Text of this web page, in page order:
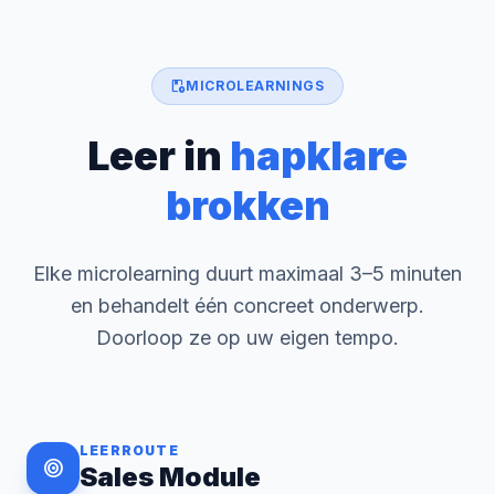
play_lessonMICROLEARNINGS
Leer in hapklare
brokken
Elke microlearning duurt maximaal 3–5 minuten
en behandelt één concreet onderwerp.
Doorloop ze op uw eigen tempo.
target
LEERROUTE
Sales Module